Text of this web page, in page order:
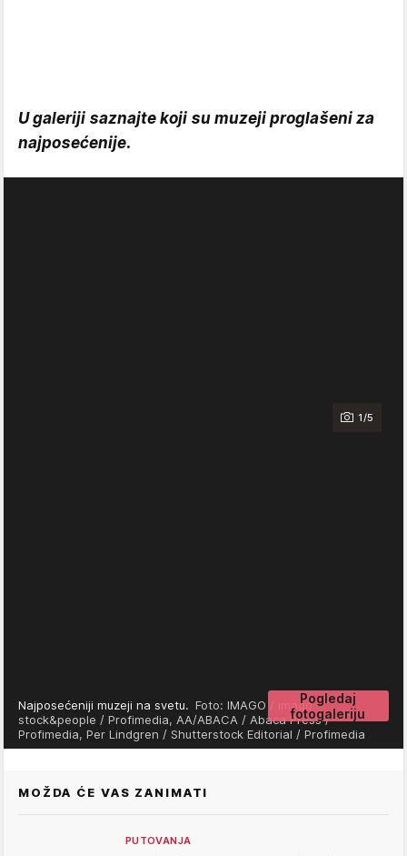
U galeriji saznajte koji su muzeji proglašeni za
najposećenije.
1/5
Pogledaj
fotogaleriju
Najposećeniji muzeji na svetu. Foto: IMAGO / imago
stock&people / Profimedia, AA/ABACA / Abaca Press /
Profimedia, Per Lindgren / Shutterstock Editorial / Profimedia
MOŽDA ĆE VAS ZANIMATI
PUTOVANJA